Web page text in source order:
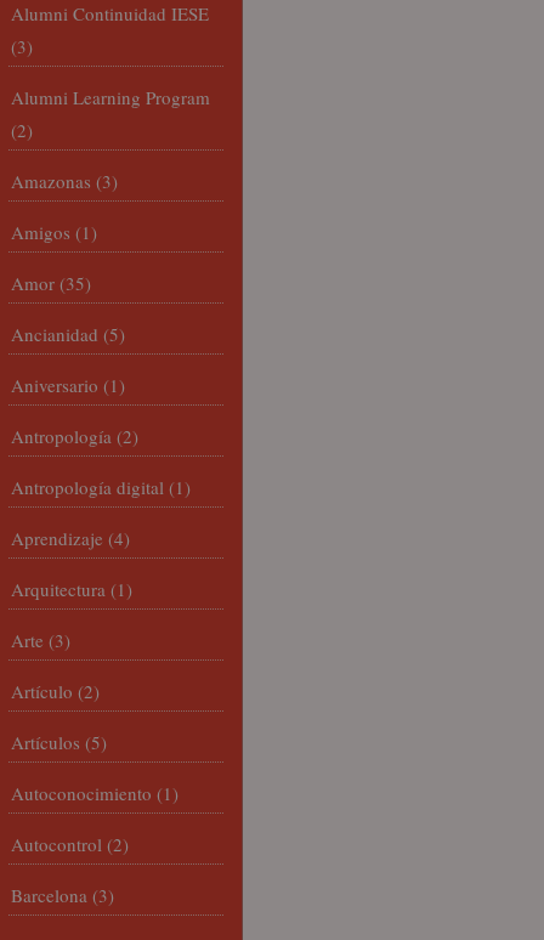
Alumni Continuidad IESE
(3)
Alumni Learning Program
(2)
Amazonas (3)
Amigos (1)
Amor (35)
Ancianidad (5)
Aniversario (1)
Antropología (2)
Antropología digital (1)
Aprendizaje (4)
Arquitectura (1)
Arte (3)
Artículo (2)
Artículos (5)
Autoconocimiento (1)
Autocontrol (2)
Barcelona (3)